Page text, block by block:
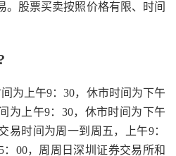
。股票买卖按照价格有限、时间
为上午9：30，休市时间为下午
为上午9：30，休市时间为下午
易时间为周一到周五，上午9：
：00，周周日深圳证券交易所和